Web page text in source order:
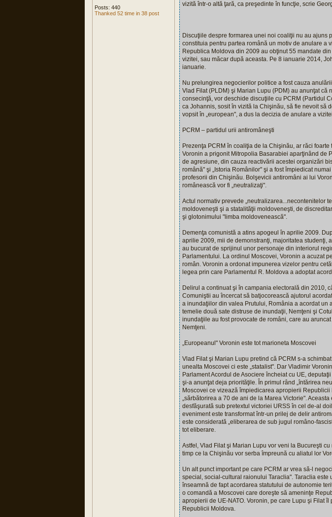
Posts: 440
Thanked 52 time in 38 post
vizită într-o altă ţară, ca preşedinte în funcţie, scrie
Discuţiile despre formarea unei noi coaliţii nu au
constituia pentru partea română un motiv de anulare a
Republica Moldova din 2009 au obţinut 55 mandate
vizitei, sau măcar după aceasta. Pe 8 ianuarie 2014,
ianuarie.
Nu prelungirea negocierilor politice a fost cauza
Vlad Filat (PLDM) şi Marian Lupu (PDM) au anunţat
consecinţă, vor deschide discuţiile cu PCRM (Partidul
ca Johannis, sosit în vizită la Chişinău, să fie nevoit să
vopsit în „european", a dus la decizia de anulare a
PCRM – partidul urii antiromâneşti
Prezenţa PCRM în coaliţia de la Chişinău, ar răci
Voronin a prigonit Mitropolia Basarabiei aparţinând de
de agresiune, din cauza reactivării acestei organizări
română" şi „Istoria Românilor" şi a fost împiedicat
profesorii din Chişinău. Bolşevicii antiromâni ai lui
românească vor fi „neutralizaţi".
Actul normativ prevede „neutralizarea...necontenitelor
moldoveneşti şi a statalităţii moldoveneşti, de
şi glotonimului "limba moldovenească".
Demenţa comunistă a atins apogeul în aprilie 2009.
aprilie 2009, mii de demonstranţi, majoritatea studenţi,
au bucurat de sprijinul unor personaje din interiorul
Parlamentului. La ordinul Moscovei, Voronin a acuzat
român. Voronin a ordonat impunerea vizelor pentru
legea prin care Parlamentul R. Moldova a adoptat
Delirul a continuat şi în campania electorală din 2010,
Comuniştii au încercat să batjocorească ajutorul
a inundaţiilor din valea Prutului, România a acordat un
temelie două sate distruse de inundaţii, Nemţeni şi
inundaţiile au fost provocate de români, care au
Nemţeni.
„Europeanul" Voronin este tot marioneta Moscovei
Vlad Filat şi Marian Lupu pretind că PCRM s-a
unealta Moscovei ci este „statalist". Dar Vladimir
Parlament Acordul de Asociere încheiat cu UE,
şi-a anunţat deja priorităţile. În primul rând „întărirea
Moscovei ce vizează împiedicarea apropierii
„sărbătorirea a 70 de ani de la Marea Victorie".
desfăşurată sub pretextul victoriei URSS în cel de-al
eveniment este transformat într-un prilej de delir
este considerată „eliberarea de sub jugul româno-
tot eliberare.
Astfel, Vlad Filat şi Marian Lupu vor veni la Bucureşti
timp ce la Chişinău vor serba împreună cu aliatul lor
Un alt punct important pe care PCRM ar vrea să-l
special, social-cultural raionului Taraclia". Taraclia
înseamnă de fapt acordarea statutului de autonomie
o comandă a Moscovei care doreşte să ameninţe
apropierii de UE-NATO. Voronin, pe care Lupu şi Filat
Republicii Moldova.